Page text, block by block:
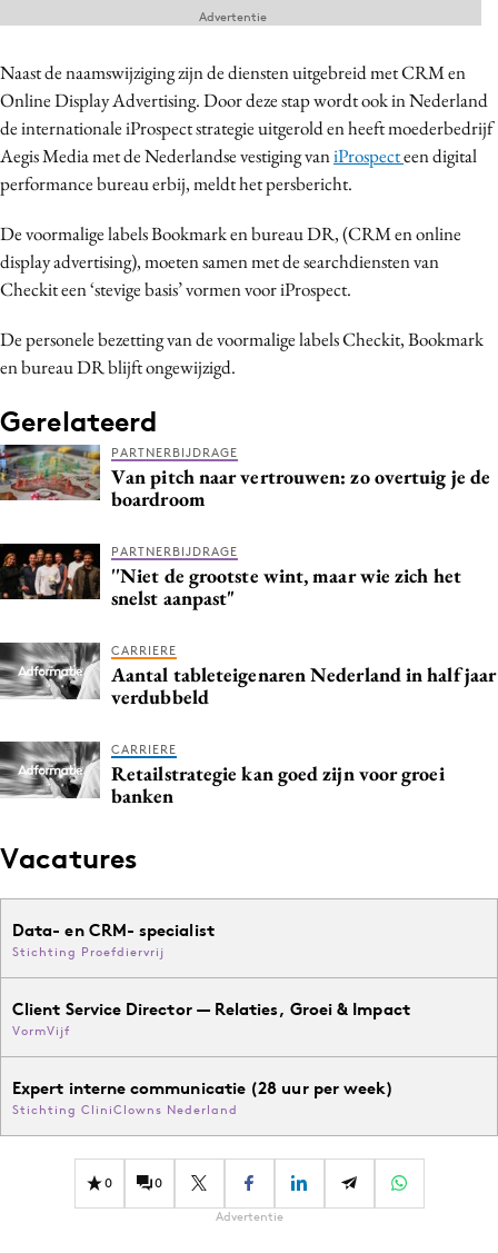
Academy
Partners
Topics
Artificial Intelligence
Bureaus
Campagnes
Carriere
Contentmarketing
Craft
Data & Insights
Design
Digital transformation
Effectiviteit
Gedragsverandering
Interne communicatie
Martech
Merkstrategie
PR
Purpose Marketing
Reputatie & crisis
Naast de naamswijziging zijn de diensten uitgebreid met CRM en
Online Display Advertising. Door deze stap wordt ook in Nederland
de internationale iProspect strategie uitgerold en heeft moederbedrijf
Aegis Media met de Nederlandse vestiging vaniProspecteen digital
performance bureau erbij, meldt het persbericht.
De voormalige labels Bookmark en bureau DR, (CRM en online
display advertising), moeten samen met de searchdiensten van
Checkit een ‘stevige basis’ vormen voor iProspect.
De personele bezetting van de voormalige labels Checkit, Bookmark
en bureau DR blijft ongewijzigd.
Gerelateerd
PARTNERBIJDRAGE
Van pitch naar vertrouwen: zo overtuig je de
boardroom
PARTNERBIJDRAGE
''Niet de grootste wint, maar wie zich het
snelst aanpast"
CARRIERE
Aantal tableteigenaren Nederland in half jaar
verdubbeld
CARRIERE
Retailstrategie kan goed zijn voor groei
banken
Vacatures
Data- en CRM- specialist
Stichting Proefdiervrij
Client Service Director — Relaties, Groei & Impact
VormVijf
Expert interne communicatie (28 uur per week)
Stichting CliniClowns Nederland
0 0
Advertentie
Advertentie